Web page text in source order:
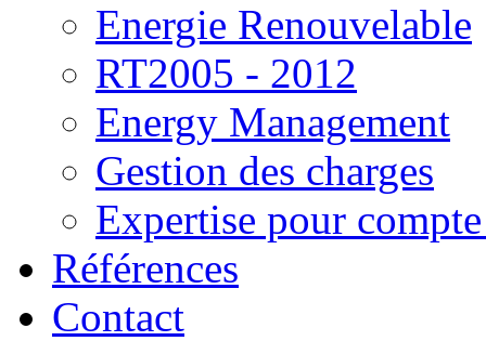
Energie Renouvelable
RT2005 - 2012
Energy Management
Gestion des charges
Expertise pour
Références
Contact